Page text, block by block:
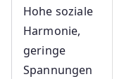
Hohe soziale
Harmonie,
geringe
Spannungen